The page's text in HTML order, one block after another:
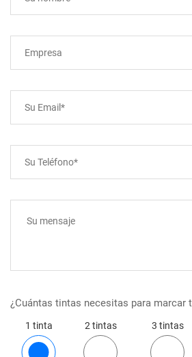
¿Cuántas tintas necesitas para marcar
1 tinta 2 tintas 3 tintas